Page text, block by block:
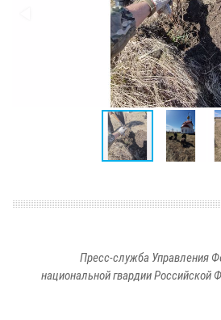
Пресс-служба Управления
национальной гвардии Российской